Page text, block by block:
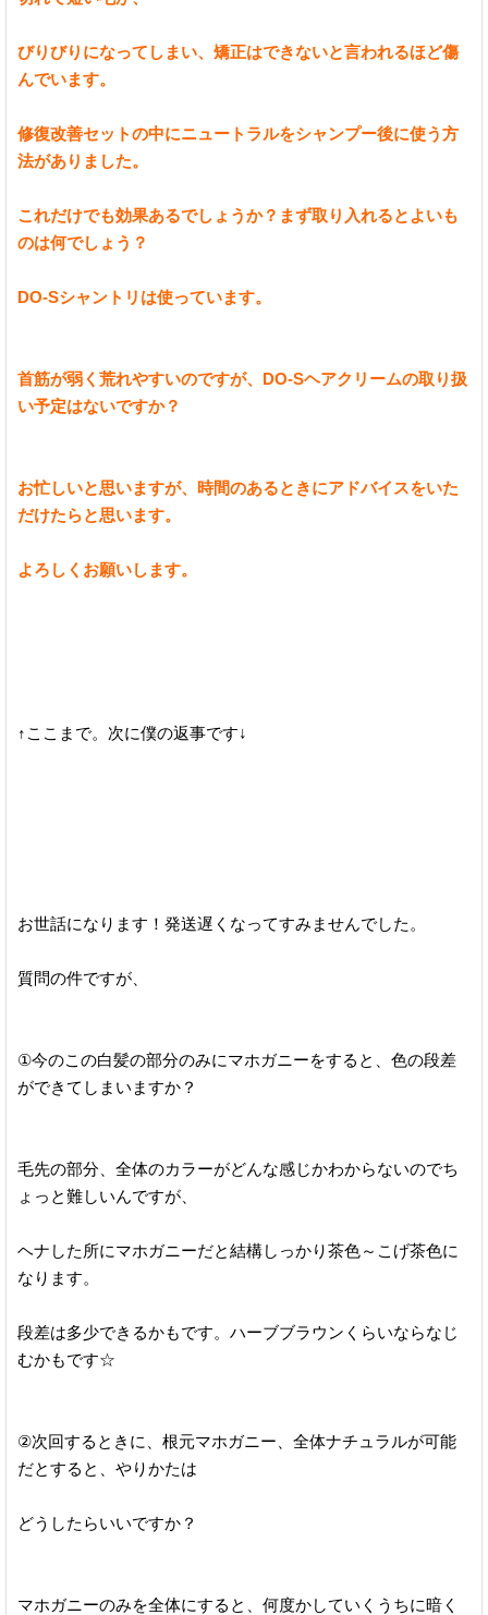
びりびりになってしまい、矯正はできないと言われるほど傷
んでいます。
修復改善セットの中にニュートラルをシャンプー後に使う方
法がありました。
これだけでも効果あるでしょうか？まず取り入れるとよいも
のは何でしょう？
DO-Sシャントリは使っています。
首筋が弱く荒れやすいのですが、DO-Sヘアクリームの取り扱
い予定はないですか？
お忙しいと思いますが、時間のあるときにアドバイスをいた
だけたらと思います。
よろしくお願いします。
↑ここまで。次に僕の返事です↓
お世話になります！発送遅くなってすみませんでした。
質問の件ですが、
①今のこの白髪の部分のみにマホガニーをすると、色の段差
ができてしまいますか？
毛先の部分、全体のカラーがどんな感じかわからないのでち
ょっと難しいんですが、
ヘナした所にマホガニーだと結構しっかり茶色～こげ茶色に
なります。
段差は多少できるかもです。ハーブブラウンくらいならなじ
むかもです☆
②次回するときに、根元マホガニー、全体ナチュラルが可能
だとすると、やりかたは
どうしたらいいですか？
マホガニーのみを全体にすると、何度かしていくうちに暗く